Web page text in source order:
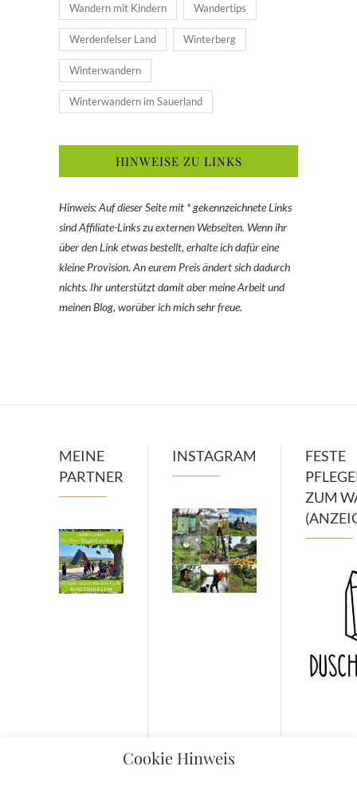
Wandern mit Kindern Wandertips
Werdenfelser Land Winterberg
Winterwandern
Winterwandern im Sauerland
HINWEISE ZU LINKS
Hinweis: Auf dieser Seite mit * gekennzeichnete Links
sind Affiliate-Links zu externen Webseiten. Wenn ihr
über den Link etwas bestellt, erhalte ich dafür eine
kleine Provision. An eurem Preis ändert sich dadurch
nichts. Ihr unterstützt damit aber meine Arbeit und
meinen Blog, worüber ich mich sehr freue.
MEINE
PARTNER
INSTAGRAM
FESTE
ZUM
Cookie Hinweis